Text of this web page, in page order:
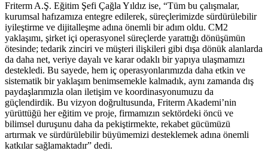
Friterm A.Ş. Eğitim Şefi Çağla Yıldız ise, “Tüm bu çalışmalar,
kurumsal hafızamıza entegre edilerek, süreçlerimizde sürdürülebilir
iyileştirme ve dijitalleşme adına önemli bir adım oldu. CM2
yaklaşımı, şirket içi operasyonel süreçlerde yarattığı dönüşümün
ötesinde; tedarik zinciri ve müşteri ilişkileri gibi dışa dönük alanlarda
da daha net, veriye dayalı ve karar odaklı bir yapıya ulaşmamızı
destekledi. Bu sayede, hem iç operasyonlarımızda daha etkin ve
sistematik bir yaklaşım benimsemekle kalmadık, aynı zamanda dış
paydaşlarımızla olan iletişim ve koordinasyonumuzu da
güçlendirdik. Bu vizyon doğrultusunda, Friterm Akademi’nin
yürüttüğü her eğitim ve proje, firmamızın sektördeki öncü ve
bilimsel duruşunu daha da pekiştirmekte, rekabet gücümüzü
artırmak ve sürdürülebilir büyümemizi desteklemek adına önemli
katkılar sağlamaktadır” dedi.